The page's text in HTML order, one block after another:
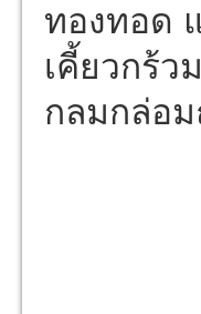
ทองทอด
เคี้ยวกร้ว
กลมกล่อ